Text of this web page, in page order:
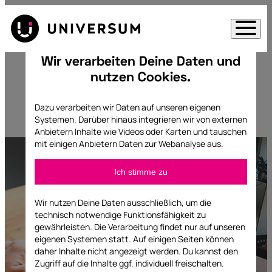
Direkt
zum
Inhalt
springen
Inhalt
springen
Hopin, Wonder, Stream
Boxy oder Meetingland?
Wir verarbeiten Deine Daten und
nutzen Cookies.
Wir nutzen Deine Daten ausschließlich, um die
technisch notwendige Funktionsfähigkeit zu
gewährleisten. Die Verarbeitung findet nur auf unseren
eigenen Systemen statt. Auf einigen Seiten können
daher Inhalte nicht angezeigt werden. Du kannst den
Zugriff auf die Inhalte ggf. individuell freischalten.
Dazu verarbeiten wir Daten auf unseren eigenen
Systemen. Darüber hinaus integrieren wir von externen
Anbietern Inhalte wie Videos oder Karten und tauschen
mit einigen Anbietern Daten zur Webanalyse aus.
Cloudinary,
Facebook
Embed,
Facebook
Pixel,
Instagram
Facebook
Pixel
Matomo
Ich stimme zu
Ich
zu